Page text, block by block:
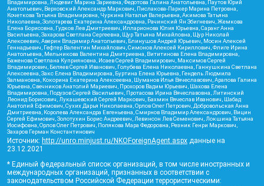
Владимировна, Людевиг Марина Зариевна, Федотова Галина Анатольевна, Паутов Юрий
Анатольевич, Верховский Александр Маркович, Пислакова-Паркер Марина Петровна,
Кочеткова Татьяна Владимировна, Чуркина Наталья Валерьевна, Акимова Татьяна
Николаевна, Золотарева Екатерина Александровна, Рачинский Ян Збигневич, Жемкова
Елена Борисовна, Гудков Лев Дмитриевич, Илларионова Юлия Юрьевна, Саранг Анна
Васильевна, Захарова Светлана Сергеевна, Щур Татьяна Михайловна, Щур Николай
Алексеевич, Аверин Владимир Анатольевич, Блинушов Андрей Юрьевич, Мосин Алексей
Геннадьевич, Гефтер Валентин Михайлович, Симонов Алексей Кириллович, Флиге Ирина
Анатольевна, Мельникова Валентина Дмитриевна, Вититинова Елена Владимировна,
Баженова Светлана Куприяновна, Исаев Сергей Владимирович, Максимов Сергей
Владимирович, Беляев Сергей Иванович, Голубева Елена Николаевна, Ганнушкина Светлана
Алексеевна, Закс Елена Владимировна, Буртина Елена Юрьевна, Гендель Людмила
Залмановна, Кокорина Екатерина Алексеевна, Шуманов Илья Вячеславович, Арапова Галина
Юрьевна, Свечников Анатолий Мариевич, Прохоров Вадим Юрьевич, Шахова Елена
Владимировна, Подузов Сергей Васильевич, Протасова Ирина Вячеславовна, Литинский
Леонид Борисович, Лукашевский Сергей Маркович, Бахмин Вячеслав Иванович, Шабад
Анатолий Ефимович, Сухих Дарья Николаевна, Орлов Олег Петрович, Добровольская Анна
Дмитриевна, Королева Александра Евгеньевна, Смирнов Владимир Александрович, Вицин
Сергей Ефимович, Золотухин Борис Андреевич, Левинсон Лев Семенович, Локшина Татьяна
Иосифовна, Орлов Олег Петрович, Полякова Мара Федоровна, Резник Генри Маркович,
Захаров Герман Константинович
Источник: http://unro.minjust.ru/NKOForeignAgent.aspx данные на
23.12.2021
* Единый федеральный список организаций, в том числе иностранных и
международных организаций, признанных в соответствии с
законодательством Российской Федерации террористическими: